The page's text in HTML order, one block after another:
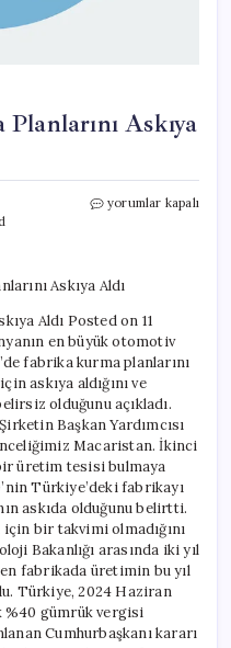
Askıya
BYD
Askıya
Aldı
için
yorumlar kapalı
Aldı Posted on 11
en büyük otomotiv
fabrika kurma planlarını
askıya aldığını ve
olduğunu açıkladı.
Başkan Yardımcısı
Macaristan. İkinci
üretim tesisi bulmaya
Türkiye’deki fabrikayı
askıda olduğunu belirtti.
bir takvimi olmadığını
Bakanlığı arasında iki yıl
fabrikada üretimin bu yıl
Türkiye, 2024 Haziran
%40 gümrük vergisi
Cumhurbaşkanı kararı